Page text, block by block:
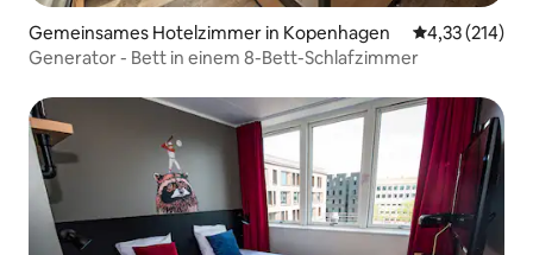
Gemeinsames Hotelzimmer in Kopenhagen
4,33 (214)
Generator - Bett in einem 8-Bett-Schlafzimmer